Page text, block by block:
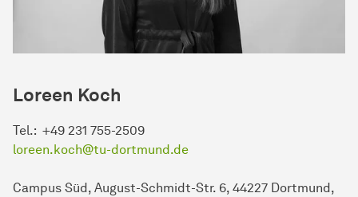
Loreen Koch
Tel.: +49 231 755-2509
loreen.koch@tu-dortmund.de
Campus Süd, August-Schmidt-Str. 6, 44227 Dortmund,